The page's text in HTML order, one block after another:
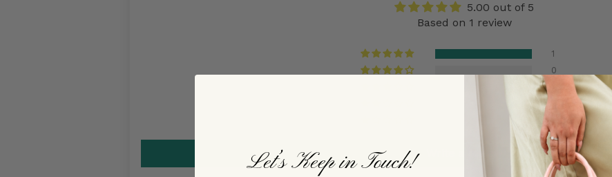
5.00 out of 5
Based on 1 review
1
0
0
Let’s Keep in Touch!